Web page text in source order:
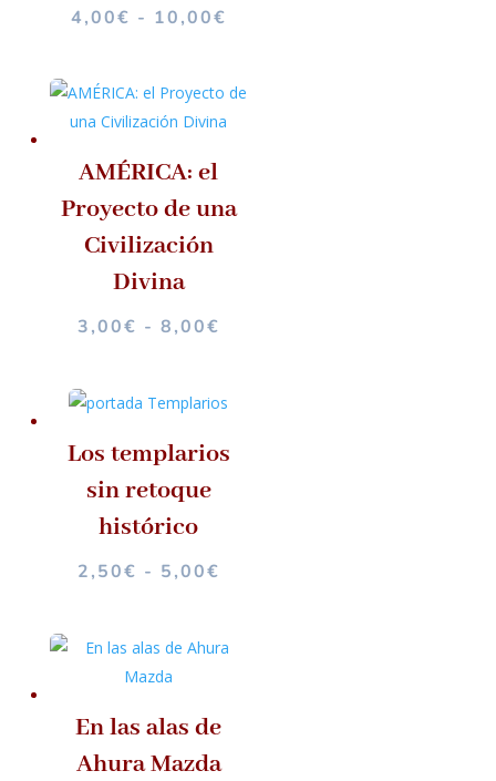
4,00€ - 10,00€
DESDE
4,00€
AMÉRICA: el
Proyecto de una
Civilización
Divina
3,00€ - 8,00€
DESDE
Los templarios
sin retoque
histórico
2,50€ - 5,00€
DESDE
En las alas de
Ahura Mazda